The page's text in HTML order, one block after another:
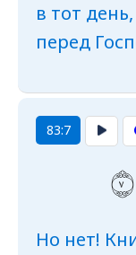
в тот
перед
83:7
Но нет!